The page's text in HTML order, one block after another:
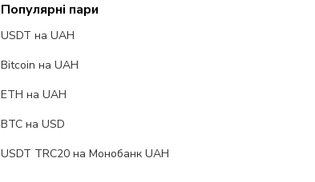
Популярні пари
USDT на UAH
Bitcoin на UAH
ETH на UAH
BTC на USD
USDT TRC20 на Монобанк UAH